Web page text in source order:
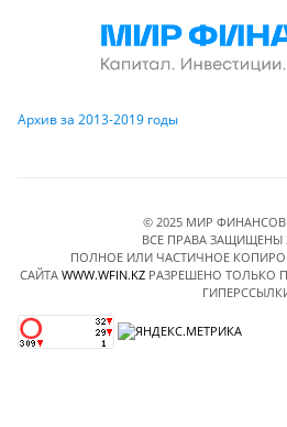
Архив за 2013-2019 годы
© 2025 МИР ФИНАНСОВ
ВСЕ ПРАВА
ПОЛНОЕ ИЛИ ЧАСТИЧНОЕ
САЙТА WWW.WFIN.KZРАЗРЕШЕНО ТОЛЬКО